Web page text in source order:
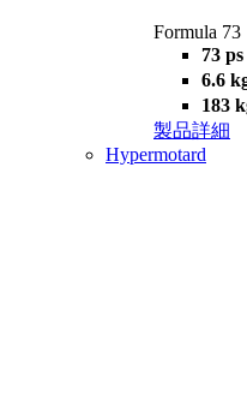
Formula 73
73 ps
6.6
183
製品詳細
Hypermotard